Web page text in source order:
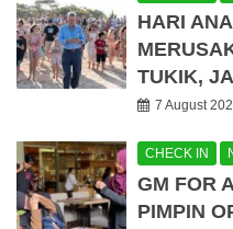
HARI
TUKIK,
7 August
CHECK IN
GM FOR
PIMPIN